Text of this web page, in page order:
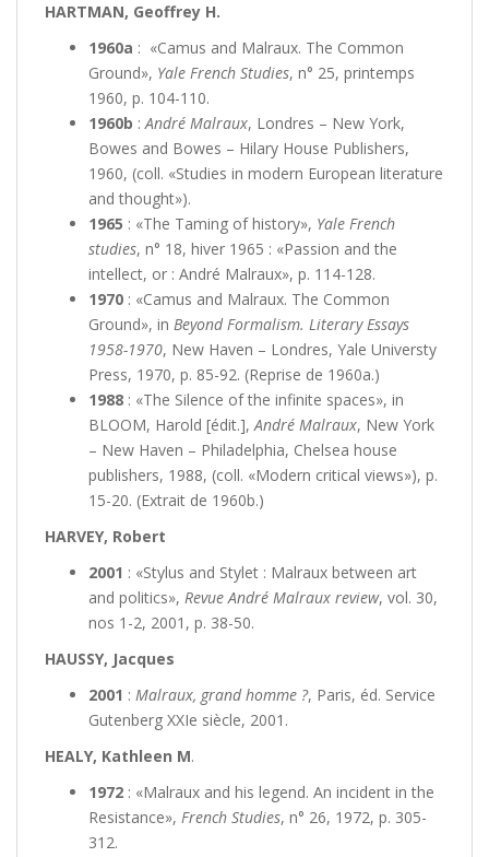
HARTMAN, Geoffrey H.
1960a : «Camus and Malraux. The Common
Ground», Yale French Studies, n° 25, printemps
1960, p. 104-110.
1960b :André Malraux, Londres – New York,
Bowes and Bowes – Hilary House Publishers,
1960, (coll. «Studies in modern European literature
and thought»).
1965 : «The Taming of history», Yale French
studies, n° 18, hiver 1965 : «Passion and the
intellect, or : André Malraux», p. 114-128.
1970 : «Camus and Malraux. The Common
Ground», in Beyond Formalism. Literary Essays
1958-1970, New Haven – Londres, Yale Universty
Press, 1970, p. 85-92. (Reprise de 1960a.)
1988 : «The Silence of the infinite spaces», in
BLOOM, Harold [édit.],André Malraux, New York
– New Haven – Philadelphia, Chelsea house
publishers, 1988, (coll. «Modern critical views»), p.
15-20. (Extrait de 1960b.)
HARVEY, Robert
2001 : «Stylus and Stylet : Malraux between art
and politics», Revue André Malraux review, vol. 30,
nos 1-2, 2001, p. 38-50.
HAUSSY, Jacques
2001 : Malraux, grand homme ?, Paris, éd. Service
Gutenberg XXIe siècle, 2001.
HEALY, Kathleen M.
1972 : «Malraux and his legend. An incident in the
Resistance», French Studies, n° 26, 1972, p. 305-
312.